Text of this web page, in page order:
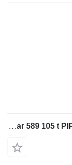
Caterpillar 589 105 t PIPELAYER MIETE / RENTAL (12000258)